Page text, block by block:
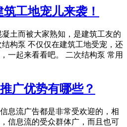
工地宠儿来袭！
土而被大家熟知，是建筑工友的
构泵 不仅仅在建筑工地受宠，还
一起来看看吧。 二次结构泵 常用
广优势有哪些？
息流广告都是非常受欢迎的，相
信息流的受众群体广，而且也可